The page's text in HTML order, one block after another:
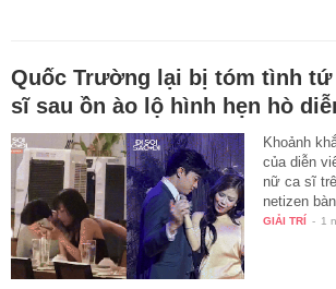
Quốc Trường lại bị tóm tình
sĩ sau ồn ào lộ hình hẹn hò
Khoảnh
của diễn
nữ ca sĩ
netizen
GIẢI TRÍ 1